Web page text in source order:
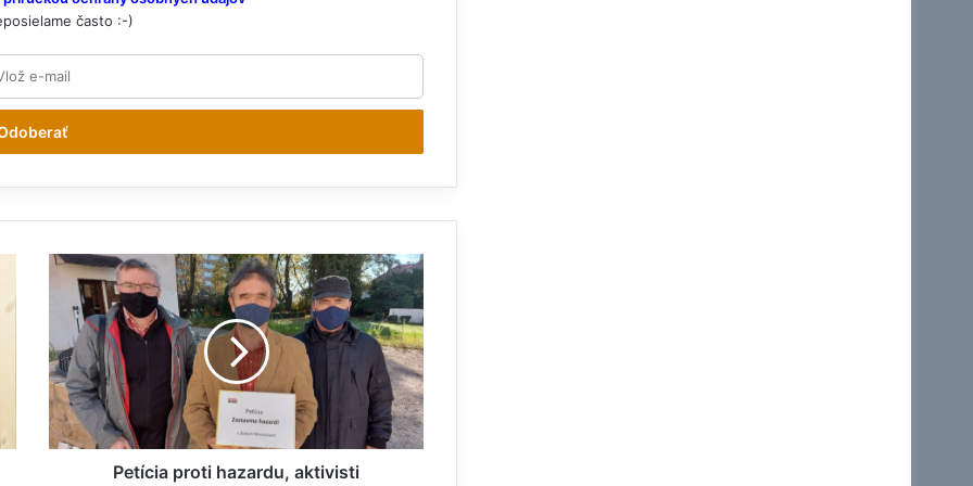
často :-)
P
e
c
i
a
p
r
Petícia proti hazardu, aktivisti